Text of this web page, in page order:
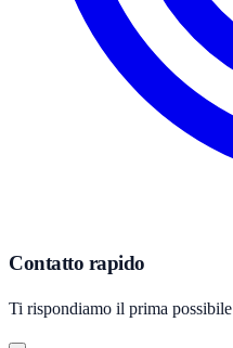
Contatto rapido
Ti rispondiamo il prima possibile